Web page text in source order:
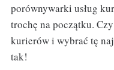
porównywarki usług
trochę na początku.
kurierów i wybrać tę
tak!